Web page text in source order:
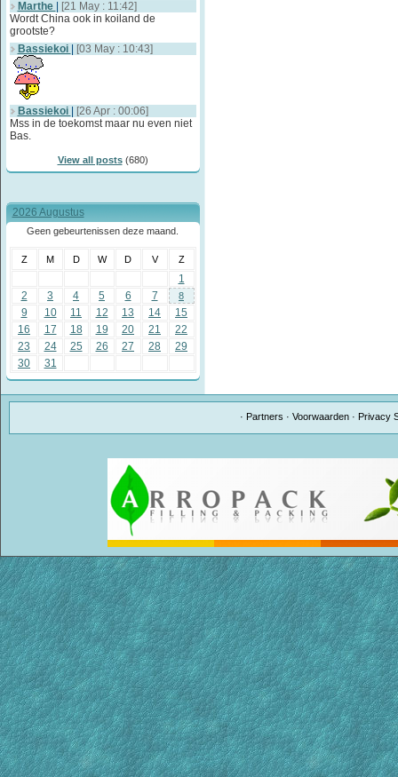
Marthe
[21 May : 11:42]
Wordt China ook in koiland de
grootste?
Bassiekoi
[03 May : 10:43]
Bassiekoi
[26 Apr : 00:06]
Mss in de toekomst maar nu even niet
Bas.
View all posts(680)
2026 Augustus
Geen gebeurtenissen deze maand.
Z M D W D V Z
1
2
3 4 5 6 7 8
9 10 11 12 13 14
15
16
17 18 19 20 21
22
23
24 25 26 27 28
29
30
31
· Partners ·Voorwaarden · Privacy